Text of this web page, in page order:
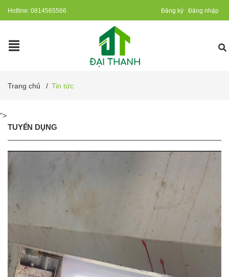
Hotline: 0814565566 Đăng ký Đăng nhập
Trang chủ / Tin tức
">
TUYỂN DỤNG